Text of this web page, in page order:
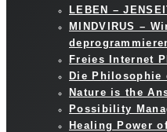
LEBEN –
MINDVIRUS –
Freies Internet
Die Philosophie
Nature is the
Possibility
Healing Power